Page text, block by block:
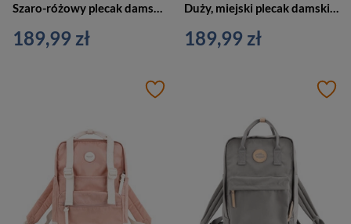
Szaro-różowy plecak damski zawieszony na regulowanych szelkach - Himawari
189,99 zł
Duży, miejski plecak damski w lawendowym kolorze zawieszony na regulowanych szelkach - Himawari
189,99 zł